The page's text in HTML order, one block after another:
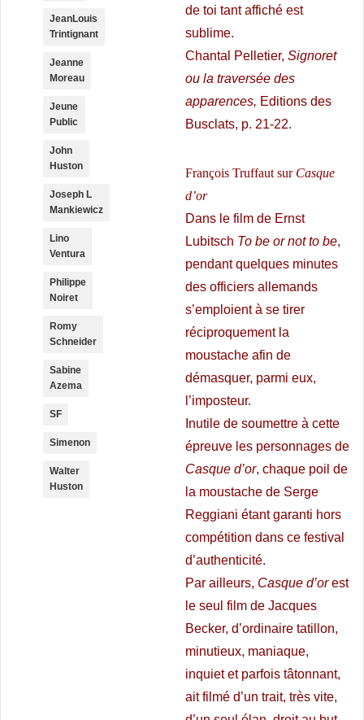
de toi tant affiché est
sublime.
Chantal Pelletier,Signoret
ou la traversée des
apparences, Editions des
Busclats, p. 21-22.
François Truffaut sur Casque
d’or
Dans le film de Ernst
Lubitsch To be or not to be,
pendant quelques minutes
des officiers allemands
s’emploient à se tirer
réciproquement la
moustache afin de
démasquer, parmi eux,
l’imposteur.
Inutile de soumettre à cette
épreuve les personnages de
Casque d’or, chaque poil de
la moustache de Serge
Reggiani étant garanti hors
compétition dans ce festival
d’authenticité.
Par ailleurs, Casque d’orest
le seul film de Jacques
Becker, d’ordinaire tatillon,
minutieux, maniaque,
inquiet et parfois tâtonnant,
ait filmé d’un trait, très vite,
JeanLouis
Trintignant
Jeanne
Moreau
Jeune
Public
John
Huston
Joseph L
Mankiewicz
Lino
Ventura
Philippe
Noiret
Romy
Schneider
Sabine
Azema
SF
Simenon
Walter
Huston